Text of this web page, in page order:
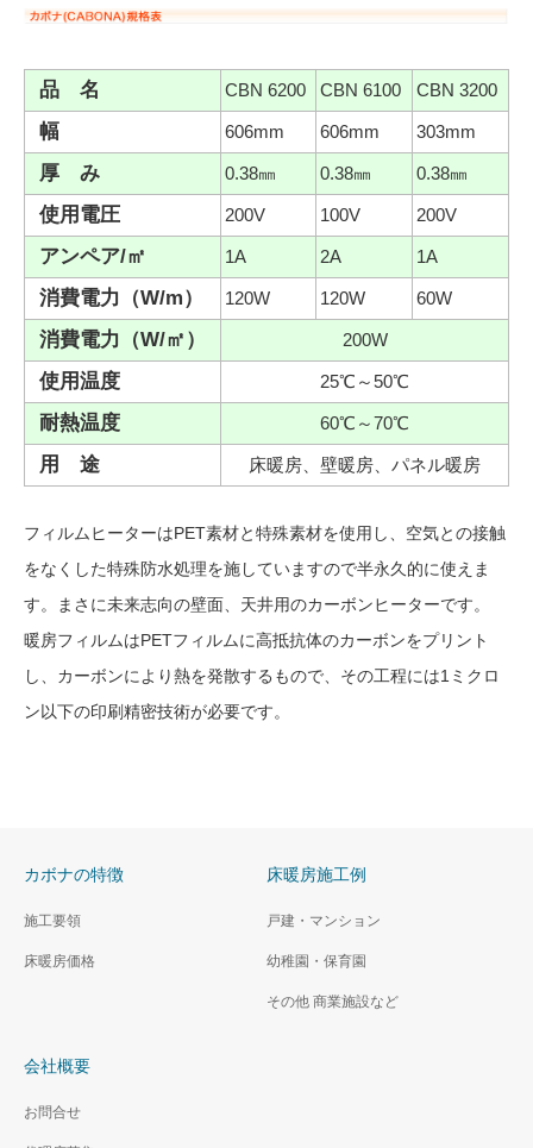
品 名 CBN 6200 CBN 6100 CBN 3200
幅 606mm 606mm 303mm
厚 み 0.38㎜ 0.38㎜ 0.38㎜
使用電圧 200V 100V 200V
アンペア/㎡ 1A 2A 1A
消費電力（W/m） 120W 120W 60W
消費電力（W/㎡） 200W
使用温度 25℃～50℃
耐熱温度 60℃～70℃
用 途 床暖房、壁暖房、パネル暖房
フィルムヒーターはPET素材と特殊素材を使用し、空気との接触
をなくした特殊防水処理を施していますので半永久的に使えま
す。まさに未来志向の壁面、天井用のカーボンヒーターです。
暖房フィルムはPETフィルムに高抵抗体のカーボンをプリント
し、カーボンにより熱を発散するもので、その工程には1ミクロ
ン以下の印刷精密技術が必要です。
カボナの特徴
施工要領
床暖房価格
床暖房施工例
戸建・マンション
幼稚園・保育園
その他 商業施設など
会社概要
お問合せ